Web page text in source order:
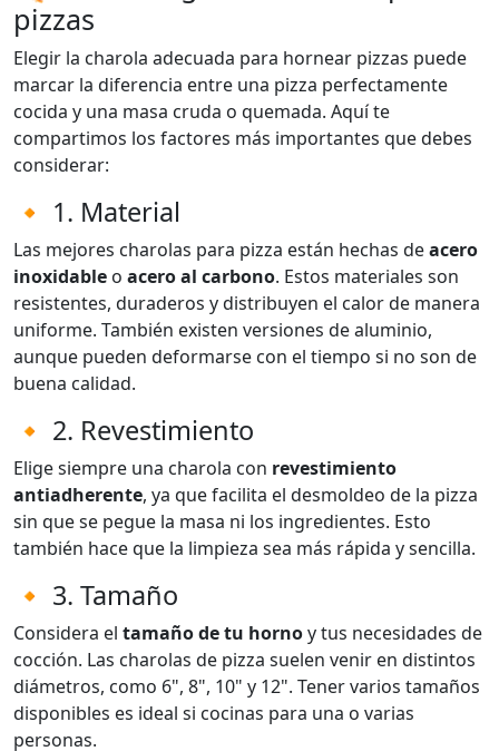
pizzas
Elegir la charola adecuada para hornear pizzas puede
marcar la diferencia entre una pizza perfectamente
cocida y una masa cruda o quemada. Aquí te
compartimos los factores más importantes que debes
considerar:
🔸 1. Material
Las mejores charolas para pizza están hechas deacero
inoxidable o acero al carbono. Estos materiales son
resistentes, duraderos y distribuyen el calor de manera
uniforme. También existen versiones de aluminio,
aunque pueden deformarse con el tiempo si no son de
buena calidad.
🔸 2. Revestimiento
Elige siempre una charola con revestimiento
antiadherente, ya que facilita el desmoldeo de la pizza
sin que se pegue la masa ni los ingredientes. Esto
también hace que la limpieza sea más rápida y sencilla.
🔸 3. Tamaño
Considera el tamaño de tu hornoy tus necesidades de
cocción. Las charolas de pizza suelen venir en distintos
diámetros, como 6", 8", 10" y 12". Tener varios tamaños
disponibles es ideal si cocinas para una o varias
personas.